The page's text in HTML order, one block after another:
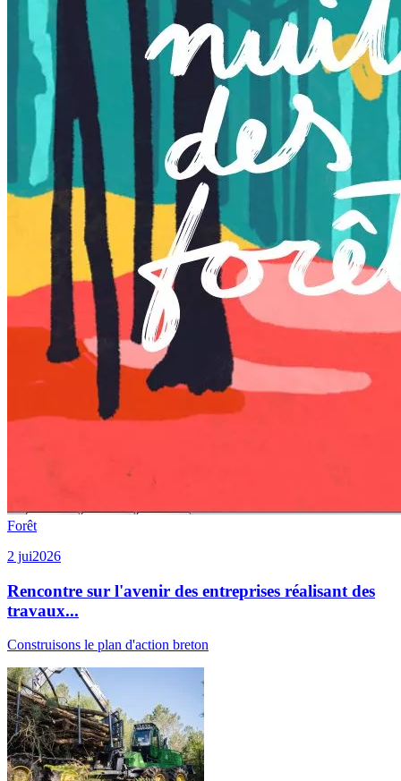
Forêt
2 jui2026
Rencontre sur l'avenir des entreprises réalisant des
travaux...
Construisons le plan d'action breton